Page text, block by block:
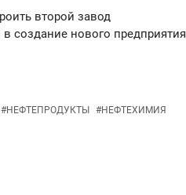
второй завод
создание нового предприятия
#НЕФТЕПРОДУКТЫ #НЕФТЕХИМИЯ